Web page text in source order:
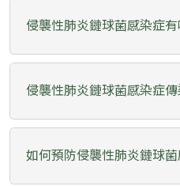
侵襲性肺炎鏈球菌感染症
侵襲性肺炎鏈球菌感染症
如何預防侵襲性肺炎鏈球菌